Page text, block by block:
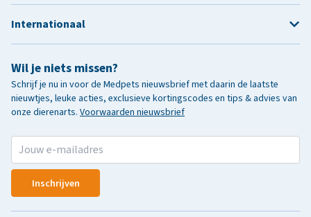
Wil je niets missen?
Schrijf je nu in voor de Medpets nieuwsbrief met daarin de laatste
nieuwtjes, leuke acties, exclusieve kortingscodes en tips & advies van
onze dierenarts. Voorwaarden nieuwsbrief
Inschrijven
Internationaal